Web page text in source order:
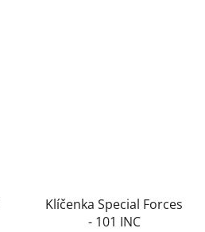
Klíčenka Special Forces
- 101 INC